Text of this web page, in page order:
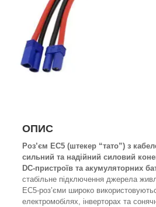
ОПИС
Роз’єм EC5 (штекер “тато”) з
сильний та надійний силовий
DC-пристроїв та акумуляторних
стабільне підключення джерела
EC5-роз’єми широко
електромобілях, інверторах та